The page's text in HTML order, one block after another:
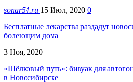
sonar54.ru 15 Июл, 2020 0
Бесплатные лекарства раздадут
болеющим дома
3 Ноя, 2020
«Шёлковый путь»: бивуак для
в Новосибирске